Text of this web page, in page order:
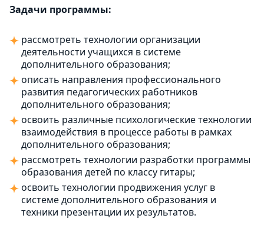
Задачи программы:
рассмотреть технологии организации
деятельности учащихся в системе
дополнительного образования;
описать направления профессионального
развития педагогических работников
дополнительного образования;
освоить различные психологические технологии
взаимодействия в процессе работы в рамках
дополнительного образования;
рассмотреть технологии разработки программы
образования детей по классу гитары;
освоить технологии продвижения услуг в
системе дополнительного образования и
техники презентации их результатов.